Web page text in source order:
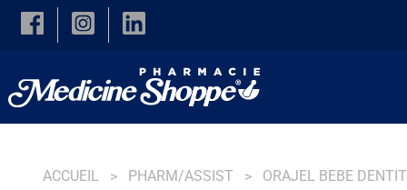
Skip to main content
ACCUEIL PHARM/ASSIST ORAJEL BEBE